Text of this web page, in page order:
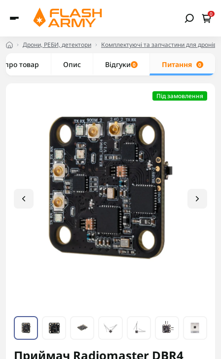
0
Дрони, РЕБИ, детектори Комплектуючі та запчастини для дронів
про товар Опис Відгуки 0 Питання 0
Під замовлення
Приймач Radiomaster DBR4